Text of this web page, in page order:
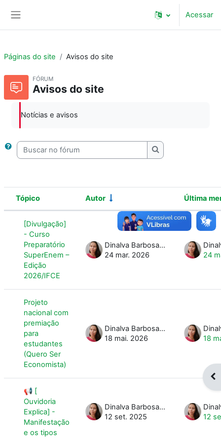
Acessar
Páginas do site Avisos do site
FÓRUM
Avisos do site
Notícias e avisos
Buscar no fórum
Buscar no fórum
Lista de discussões. Mostrando 5 de
Status
Tópico Autor Última
[Divulgação]
- Curso
Preparatório
SuperEnem –
Edição
2026/IFCE
Dinalva Barbosa da Silva Fernandes
24 mar. 2026
24
Projeto
nacional com
premiação
para
estudantes
(Quero Ser
Economista)
Dinalva Barbosa da Silva Fernandes
18 mai. 2026
18
📢 [
Ouvidoria
Explica] -
Manifestação
e os tipos
Dinalva Barbosa da Silva Fernandes
12 set. 2025
12